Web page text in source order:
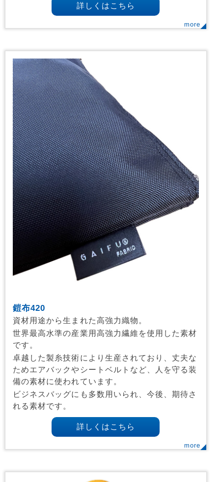
詳しくはこちら
more
鎧布420
資材用途から生まれた高強力織物。
世界最高水準の産業用高強力繊維を使用した素材
です。
卓越した製糸技術により生産されており、丈夫な
ためエアバックやシートベルトなど、人を守る装
備の素材に使われています。
ビジネスバッグにも多数用いられ、今後、期待さ
れる素材です。
詳しくはこちら
more